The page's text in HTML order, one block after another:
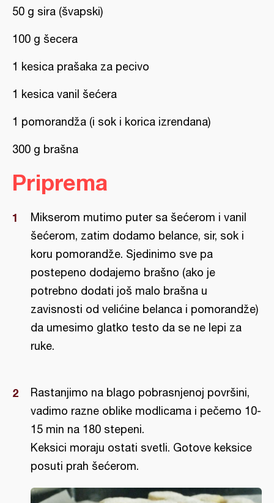
50 g sira (švapski)
100 g šecera
1 kesica prašaka za pecivo
1 kesica vanil šećera
1 pomorandža (i sok i korica izrendana)
300 g brašna
Priprema
Mikserom mutimo puter sa šećerom i vanil
šećerom, zatim dodamo belance, sir, sok i
koru pomorandže. Sjedinimo sve pa
postepeno dodajemo brašno (ako je
potrebno dodati još malo brašna u
zavisnosti od velićine belanca i pomorandže)
da umesimo glatko testo da se ne lepi za
ruke.
Rastanjimo na blago pobrasnjenoj površini,
vadimo razne oblike modlicama i pečemo 10-
15 min na 180 stepeni.
Keksici moraju ostati svetli. Gotove keksice
posuti prah šećerom.